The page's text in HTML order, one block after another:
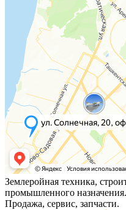
Землеройная техника,
промышленного назначения.
Продажа, сервис, запчасти.